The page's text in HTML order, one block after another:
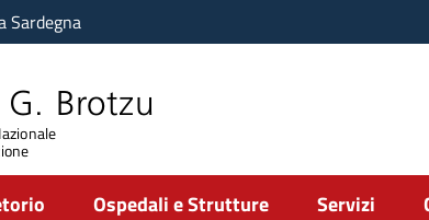
Sardegna
G. Brotzu
Ospedali e Strutture Servizi